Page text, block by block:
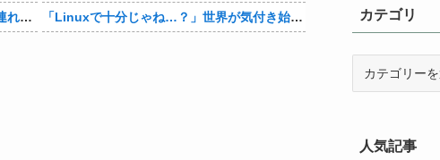
【マジかよ】入社3ヶ月の新人が労基を連れて来て「90連勤させられました」「労働基準法違反です」→俺「彼は30連休中ですが?」 「Linuxで十分じゃね…？」世界が気付き始める他 カテゴリ
人気記事